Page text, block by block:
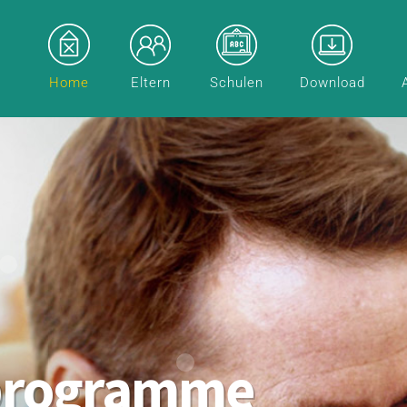
Home Eltern Schulen Download